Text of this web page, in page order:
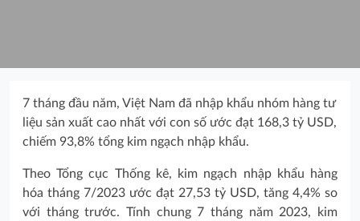
7 tháng đầu năm, Việt Nam đã nhập khẩu nhóm hàng tư
liệu sản xuất cao nhất với con số ước đạt 168,3 tỷ USD,
chiếm 93,8% tổng kim ngạch nhập khẩu.
Theo Tổng cục Thống kê, kim ngạch nhập khẩu hàng
hóa tháng 7/2023 ước đạt 27,53 tỷ USD, tăng 4,4% so
với tháng trước. Tính chung 7 tháng năm 2023, kim